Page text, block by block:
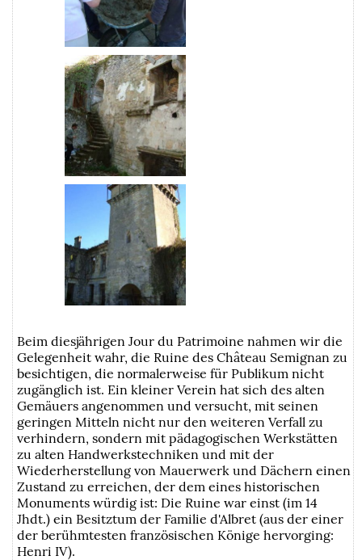
Beim diesjährigen Jour du Patrimoine nahmen wir die
Gelegenheit wahr, die Ruine des Château Semignan zu
besichtigen, die normalerweise für Publikum nicht
zugänglich ist. Ein kleiner Verein hat sich des alten
Gemäuers angenommen und versucht, mit seinen
geringen Mitteln nicht nur den weiteren Verfall zu
verhindern, sondern mit pädagogischen Werkstätten
zu alten Handwerkstechniken und mit der
Wiederherstellung von Mauerwerk und Dächern einen
Zustand zu erreichen, der dem eines historischen
Monuments würdig ist: Die Ruine war einst (im 14
Jhdt.) ein Besitztum der Familie d'Albret (aus der einer
der berühmtesten französischen Könige hervorging:
Henri IV).